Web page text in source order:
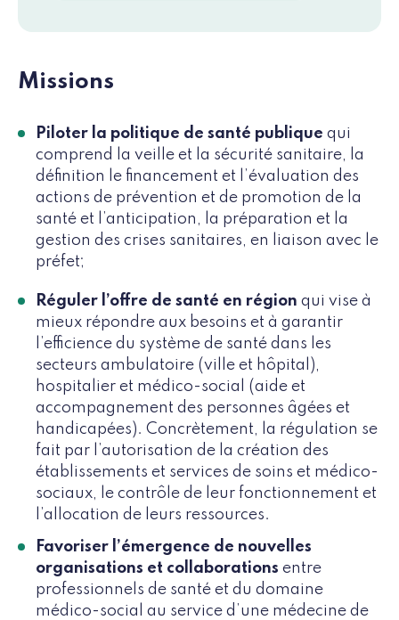
Missions
Piloter la politique de santé publique qui
comprend la veille et la sécurité sanitaire, la
définition le financement et l’évaluation des
actions de prévention et de promotion de la
santé et l’anticipation, la préparation et la
gestion des crises sanitaires, en liaison avec le
préfet;
Réguler l’offre de santé en région qui vise à
mieux répondre aux besoins et à garantir
l’efficience du système de santé dans les
secteurs ambulatoire (ville et hôpital),
hospitalier et médico-social (aide et
accompagnement des personnes âgées et
handicapées). Concrètement, la régulation se
fait par l’autorisation de la création des
établissements et services de soins et médico-
sociaux, le contrôle de leur fonctionnement et
l’allocation de leurs ressources.
Favoriser l’émergence de nouvelles
organisations et collaborations entre
professionnels de santé et du domaine
médico-social au service d’une médecine de